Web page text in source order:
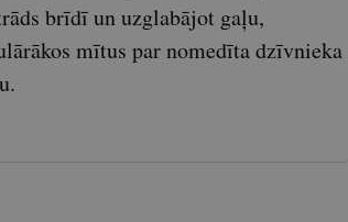
brīdī un uzglabājot gaļu,
mītus par nomedīta dzīvnieka